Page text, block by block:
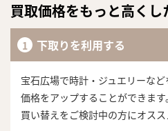
買取価格をもっと高くし
下取りを利用する
宝石広場で時計・ジュエリーな
価格をアップすることができます。
買い替えをご検討中の方にオスス